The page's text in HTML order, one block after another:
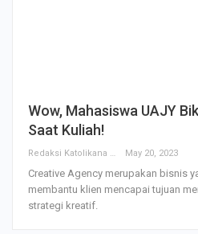
Wow, Mahasiswa UAJY
Saat Kuliah!
Redaksi Katolikana May 20, 2023
Creative Agency merupakan bisnis
membantu klien mencapai tujuan
strategi kreatif.